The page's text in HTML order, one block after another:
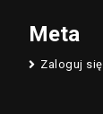
Meta
Zaloguj się